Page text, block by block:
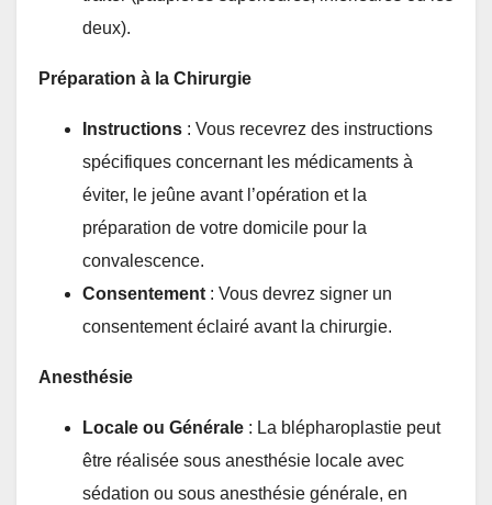
deux).
Préparation à la Chirurgie
Instructions : Vous recevrez des instructions
spécifiques concernant les médicaments à
éviter, le jeûne avant l’opération et la
préparation de votre domicile pour la
convalescence.
Consentement : Vous devrez signer un
consentement éclairé avant la chirurgie.
Anesthésie
Locale ou Générale : La blépharoplastie peut
être réalisée sous anesthésie locale avec
sédation ou sous anesthésie générale, en